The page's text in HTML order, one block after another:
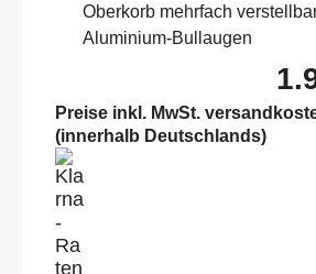
Oberkorb mehrfach
Aluminium-Bullaugen
Preise inkl. MwSt.
(innerhalb Deutschlands)